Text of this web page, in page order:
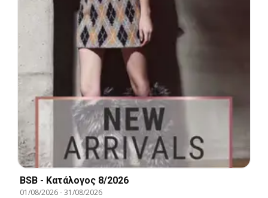
BSB - Kατάλογος 8/2026
01/08/2026-31/08/2026